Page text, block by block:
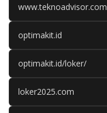
www.teknoadvisor.com
optimakit.id
optimakit.id/loker/
loker2025.com